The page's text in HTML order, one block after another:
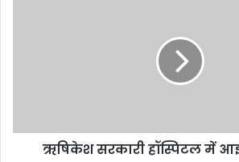
ऋषिकेश सरकारी हॉस्पिटल में